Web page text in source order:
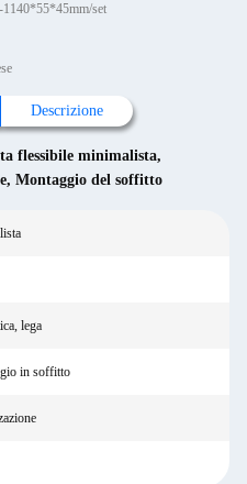
1140*55*45mm/set
Descrizione
flessibile minimalista,
, Montaggio del soffitto
lega
in soffitto